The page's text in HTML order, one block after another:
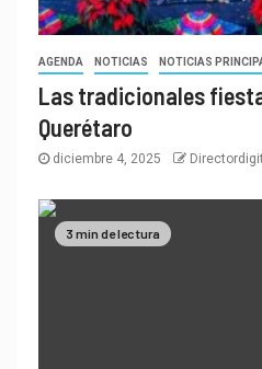
AGENDA NOTICIAS NOTICIAS
Las tradicionales
Querétaro
diciembre 4, 2025
3 min de lectura